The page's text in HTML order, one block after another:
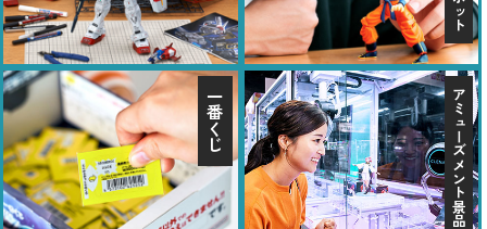
一番くじ アミューズメント景品